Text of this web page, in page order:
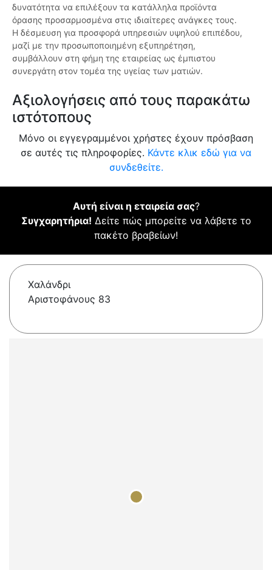
δυνατότητα να επιλέξουν τα κατάλληλα προϊόντα
όρασης προσαρμοσμένα στις ιδιαίτερες ανάγκες τους.
Η δέσμευση για προσφορά υπηρεσιών υψηλού επιπέδου,
μαζί με την προσωποποιημένη εξυπηρέτηση,
συμβάλλουν στη φήμη της εταιρείας ως έμπιστου
συνεργάτη στον τομέα της υγείας των ματιών.
Αξιολογήσεις από τους παρακάτω
ιστότοπους
Μόνο οι εγγεγραμμένοι χρήστες έχουν πρόσβαση
σε αυτές τις πληροφορίες. Κάντε κλικ εδώ για να
συνδεθείτε.
Αυτή είναι η εταιρεία σας?
Συγχαρητήρια! Δείτε πώς μπορείτε να λάβετε το
πακέτο βραβείων!
Χαλάνδρι
Αριστοφάνους 83